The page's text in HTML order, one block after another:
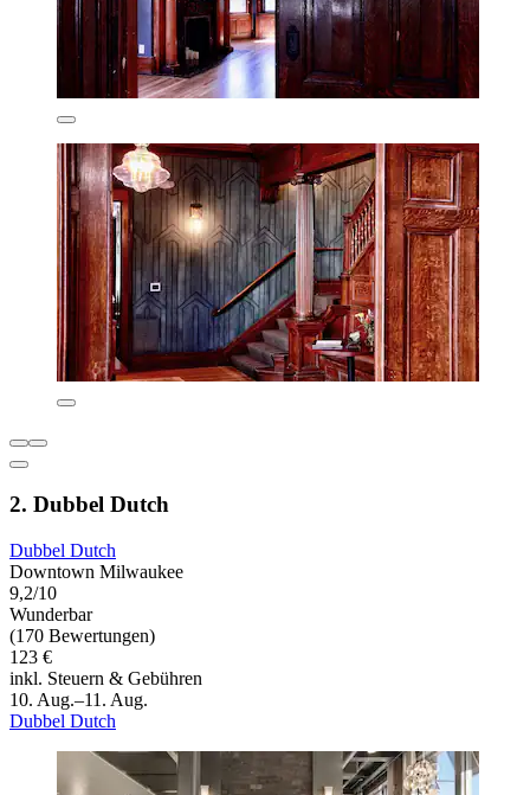
2. Dubbel Dutch
Dubbel Dutch
Downtown Milwaukee
9,2/10
Wunderbar
(170 Bewertungen)
123 €
inkl. Steuern & Gebühren
10. Aug.–11. Aug.
Dubbel Dutch